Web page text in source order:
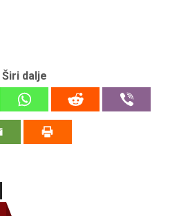
Širi dalje